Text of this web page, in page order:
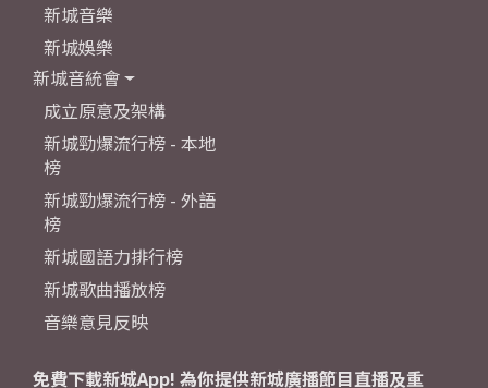
新城音樂
新城娛樂
新城音統會
成立原意及架構
新城勁爆流行榜 - 本地
榜
新城勁爆流行榜 - 外語
榜
新城國語力排行榜
新城歌曲播放榜
音樂意見反映
免費下載新城App! 為你提供新城廣播節目直播及重